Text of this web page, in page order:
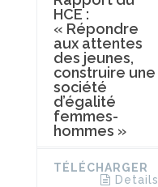
HCE :
« Répondre
aux attentes
des jeunes,
construire une
société
d’égalité
femmes-
hommes »
TÉLÉCHARGER
Details